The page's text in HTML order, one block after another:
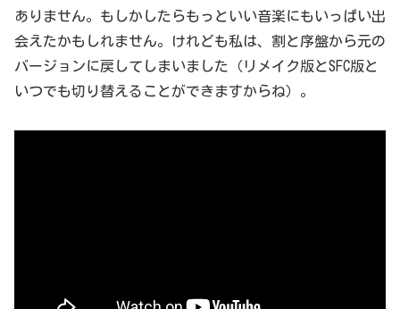
ありません。もしかしたらもっといい音楽にもいっぱい出
会えたかもしれません。けれども私は、割と序盤から元の
バージョンに戻してしまいました（リメイク版とSFC版と
いつでも切り替えることができますからね）。